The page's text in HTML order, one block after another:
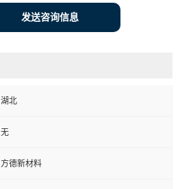
发送咨询信息
湖北
无
方德新材料